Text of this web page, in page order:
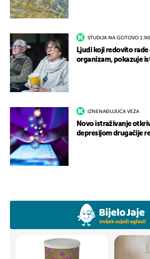
STUDIJA NA GOTOVO
Ljudi koji redovito rade
organizam, pokazuje
IZNENAĐUJUĆA VEZA
Novo istraživanje
depresijom drugačije